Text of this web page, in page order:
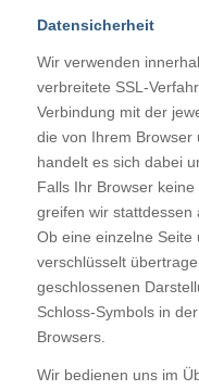
Datensicherheit
Wir verwenden
verbreitete SSL-
Verbindung mit der
die von Ihrem Browser
handelt es sich dabei
Falls Ihr Browser
greifen wir stattdessen
Ob eine einzelne
verschlüsselt
geschlossenen
Schloss-Symbols in
Browsers.
Wir bedienen uns im